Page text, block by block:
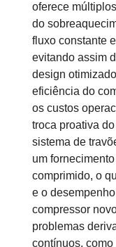
oferece
do
fluxo constante
evitando assim
design
eficiência do
os custos
troca proativa
sistema de
um
comprimido, o
e o
compressor
problemas
contínuos,